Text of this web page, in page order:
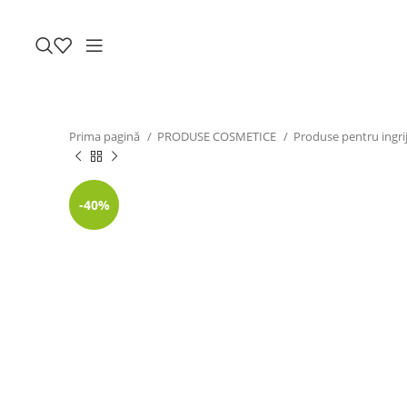
Prima pagină PRODUSE COSMETICE Produse pentru
-40%